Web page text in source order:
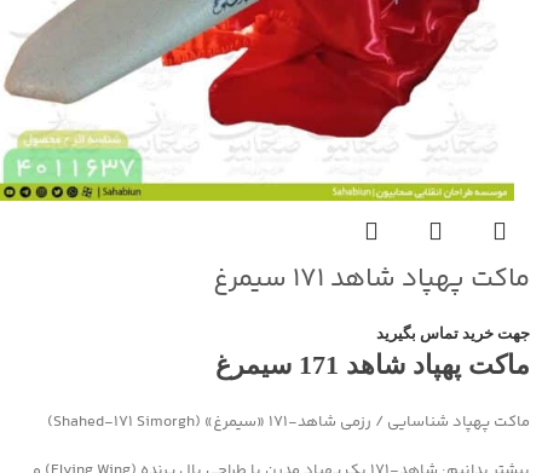
ماکت پهپاد شاهد ۱۷۱ سیمرغ
جهت خرید تماس بگیرید
ماکت پهپاد شاهد 171 سیمرغ
ماکت پهپاد شناسایی / رزمی شاهد‑۱۷۱ «سیمرغ» (Shahed‑171 Simorgh)